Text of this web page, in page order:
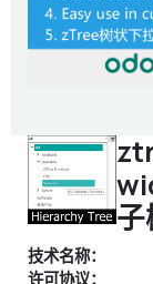
技术名称：
许可协议：